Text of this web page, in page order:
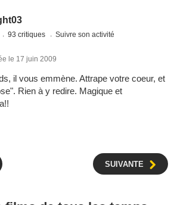
93 critiques Suivre son activité
le 17 juin 2009
il vous emmène. Attrape votre coeur, et
Rien à y redire. Magique et
SUIVANTE